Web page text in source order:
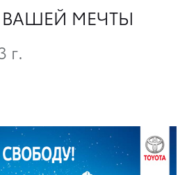
ВАШЕЙ МЕЧТЫ
г.